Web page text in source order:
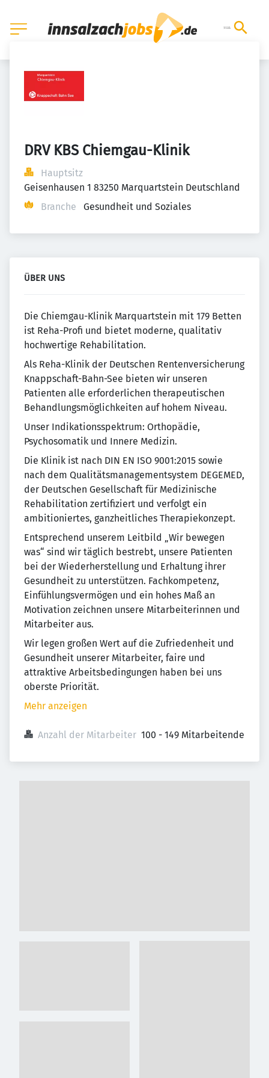
DRV KBS Chiemgau-Klinik
Hauptsitz
Geisenhausen 1 83250 Marquartstein Deutschland
Branche
Gesundheit und Soziales
ÜBER UNS
Die Chiemgau-Klinik Marquartstein mit 179 Betten
ist Reha-Profi und bietet moderne, qualitativ
hochwertige Rehabilitation.
Als Reha-Klinik der Deutschen Rentenversicherung
Knappschaft-Bahn-See bieten wir unseren
Patienten alle erforderlichen therapeutischen
Behandlungsmöglichkeiten auf hohem Niveau.
Unser Indikationsspektrum: Orthopädie,
Psychosomatik und Innere Medizin.
Die Klinik ist nach DIN EN ISO 9001:2015 sowie
nach dem Qualitätsmanagementsystem DEGEMED,
der Deutschen Gesellschaft für Medizinische
Rehabilitation zertifiziert und verfolgt ein
ambitioniertes, ganzheitliches Therapiekonzept.
Entsprechend unserem Leitbild „Wir bewegen
was“ sind wir täglich bestrebt, unsere Patienten
bei der Wiederherstellung und Erhaltung ihrer
Gesundheit zu unterstützen. Fachkompetenz,
Einfühlungsvermögen und ein hohes Maß an
Motivation zeichnen unsere Mitarbeiterinnen und
Mitarbeiter aus.
Wir legen großen Wert auf die Zufriedenheit und
Gesundheit unserer Mitarbeiter, faire und
attraktive Arbeitsbedingungen haben bei uns
oberste Priorität.
Mehr anzeigen
Anzahl der Mitarbeiter 100 - 149 Mitarbeitende